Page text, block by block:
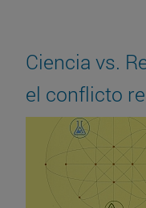
Ciencia vs.
el conflicto